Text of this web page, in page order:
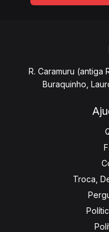
R. Caramuru (antiga
Buraquinho,
Troca,